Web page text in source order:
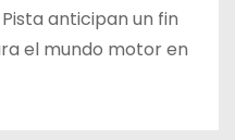
anticipan un fin
el mundo motor en